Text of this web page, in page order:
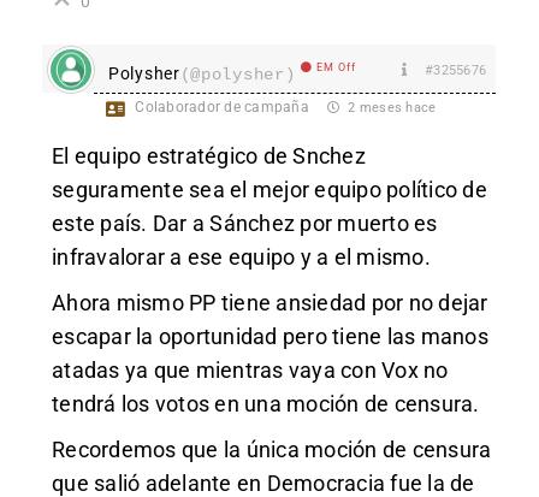
Polysher(@polysher) EM Off #3255676
Colaborador de campaña 2 meses hace
El equipo estratégico de Snchez
seguramente sea el mejor equipo político de
este país. Dar a Sánchez por muerto es
infravalorar a ese equipo y a el mismo.
Ahora mismo PP tiene ansiedad por no dejar
escapar la oportunidad pero tiene las manos
atadas ya que mientras vaya con Vox no
tendrá los votos en una moción de censura.
Recordemos que la única moción de censura
que salió adelante en Democracia fue la de